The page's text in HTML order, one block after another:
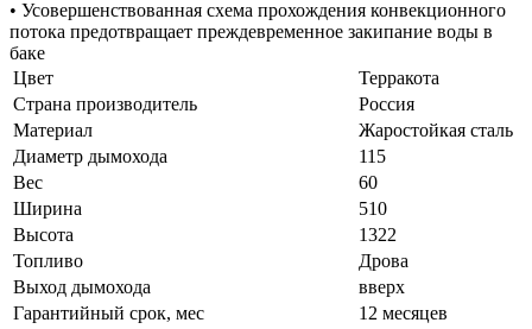
• Усовершенствованная схема прохождения конвекционного
потока предотвращает преждевременное закипание воды в
баке
Цвет
Терракота
Страна производитель
Россия
Материал
Жаростойкая сталь
Диаметр дымохода
115
Вес
60
Ширина
510
Высота
1322
Топливо
Дрова
Выход дымохода
вверх
Гарантийный срок, мес
12 месяцев